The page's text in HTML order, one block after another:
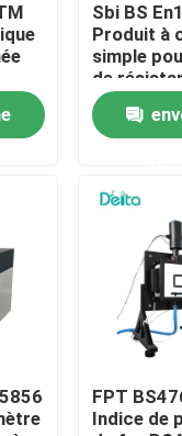
Sbi BS
Produit à
simple
de
flamme
FPT
Indice de